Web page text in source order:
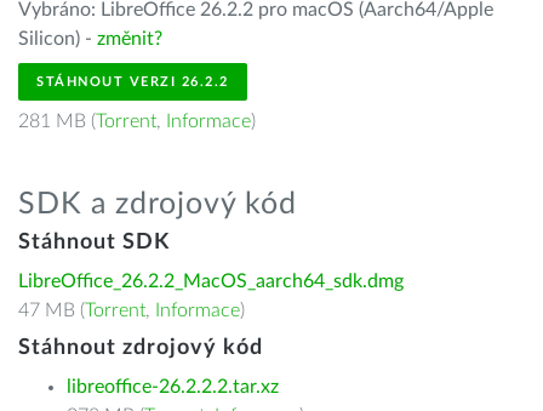
Vybráno: LibreOffice 26.2.2 pro macOS (Aarch64/Apple
Silicon) - změnit?
STÁHNOUT VERZI 26.2.2
281 MB (Torrent, Informace)
SDK a zdrojový kód
Stáhnout SDK
LibreOffice_26.2.2_MacOS_aarch64_sdk.dmg
47 MB (Torrent, Informace)
Stáhnout zdrojový kód
libreoffice-26.2.2.2.tar.xz